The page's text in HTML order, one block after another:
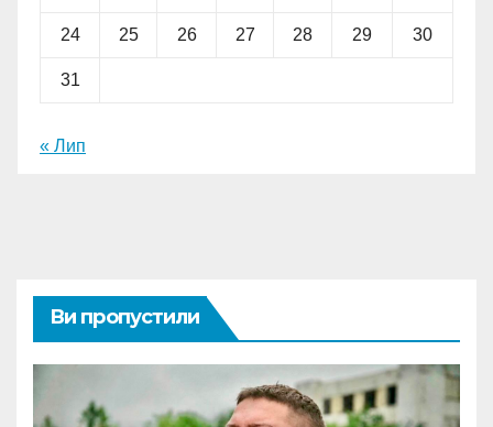
24 25 26 27 28 29 30
31
« Лип
Ви пропустили